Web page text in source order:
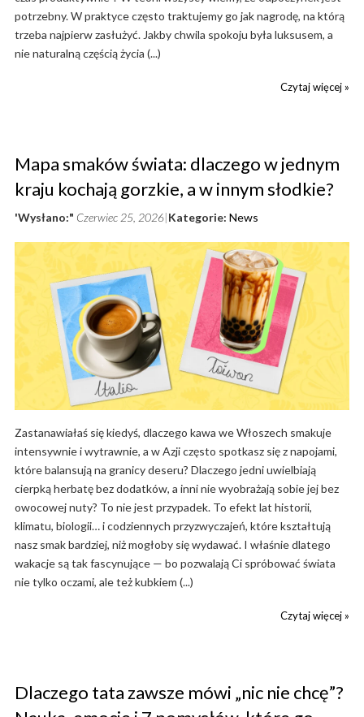
potrzebny. W praktyce często traktujemy go jak nagrodę, na którą
trzeba najpierw zasłużyć. Jakby chwila spokoju była luksusem, a
nie naturalną częścią życia (...)
Czytaj więcej »
Mapa smaków świata: dlaczego w jednym
kraju kochają gorzkie, a w innym słodkie?
'Wysłano:" Czerwiec 25, 2026 Kategorie: News
Zastanawiałaś się kiedyś, dlaczego kawa we Włoszech smakuje
intensywnie i wytrawnie, a w Azji często spotkasz się z napojami,
które balansują na granicy deseru? Dlaczego jedni uwielbiają
cierpką herbatę bez dodatków, a inni nie wyobrażają sobie jej bez
owocowej nuty? To nie jest przypadek. To efekt lat historii,
klimatu, biologii… i codziennych przyzwyczajeń, które kształtują
nasz smak bardziej, niż mogłoby się wydawać. I właśnie dlatego
wakacje są tak fascynujące — bo pozwalają Ci spróbować świata
nie tylko oczami, ale też kubkiem (...)
Czytaj więcej »
Dlaczego tata zawsze mówi „nic nie chcę”?